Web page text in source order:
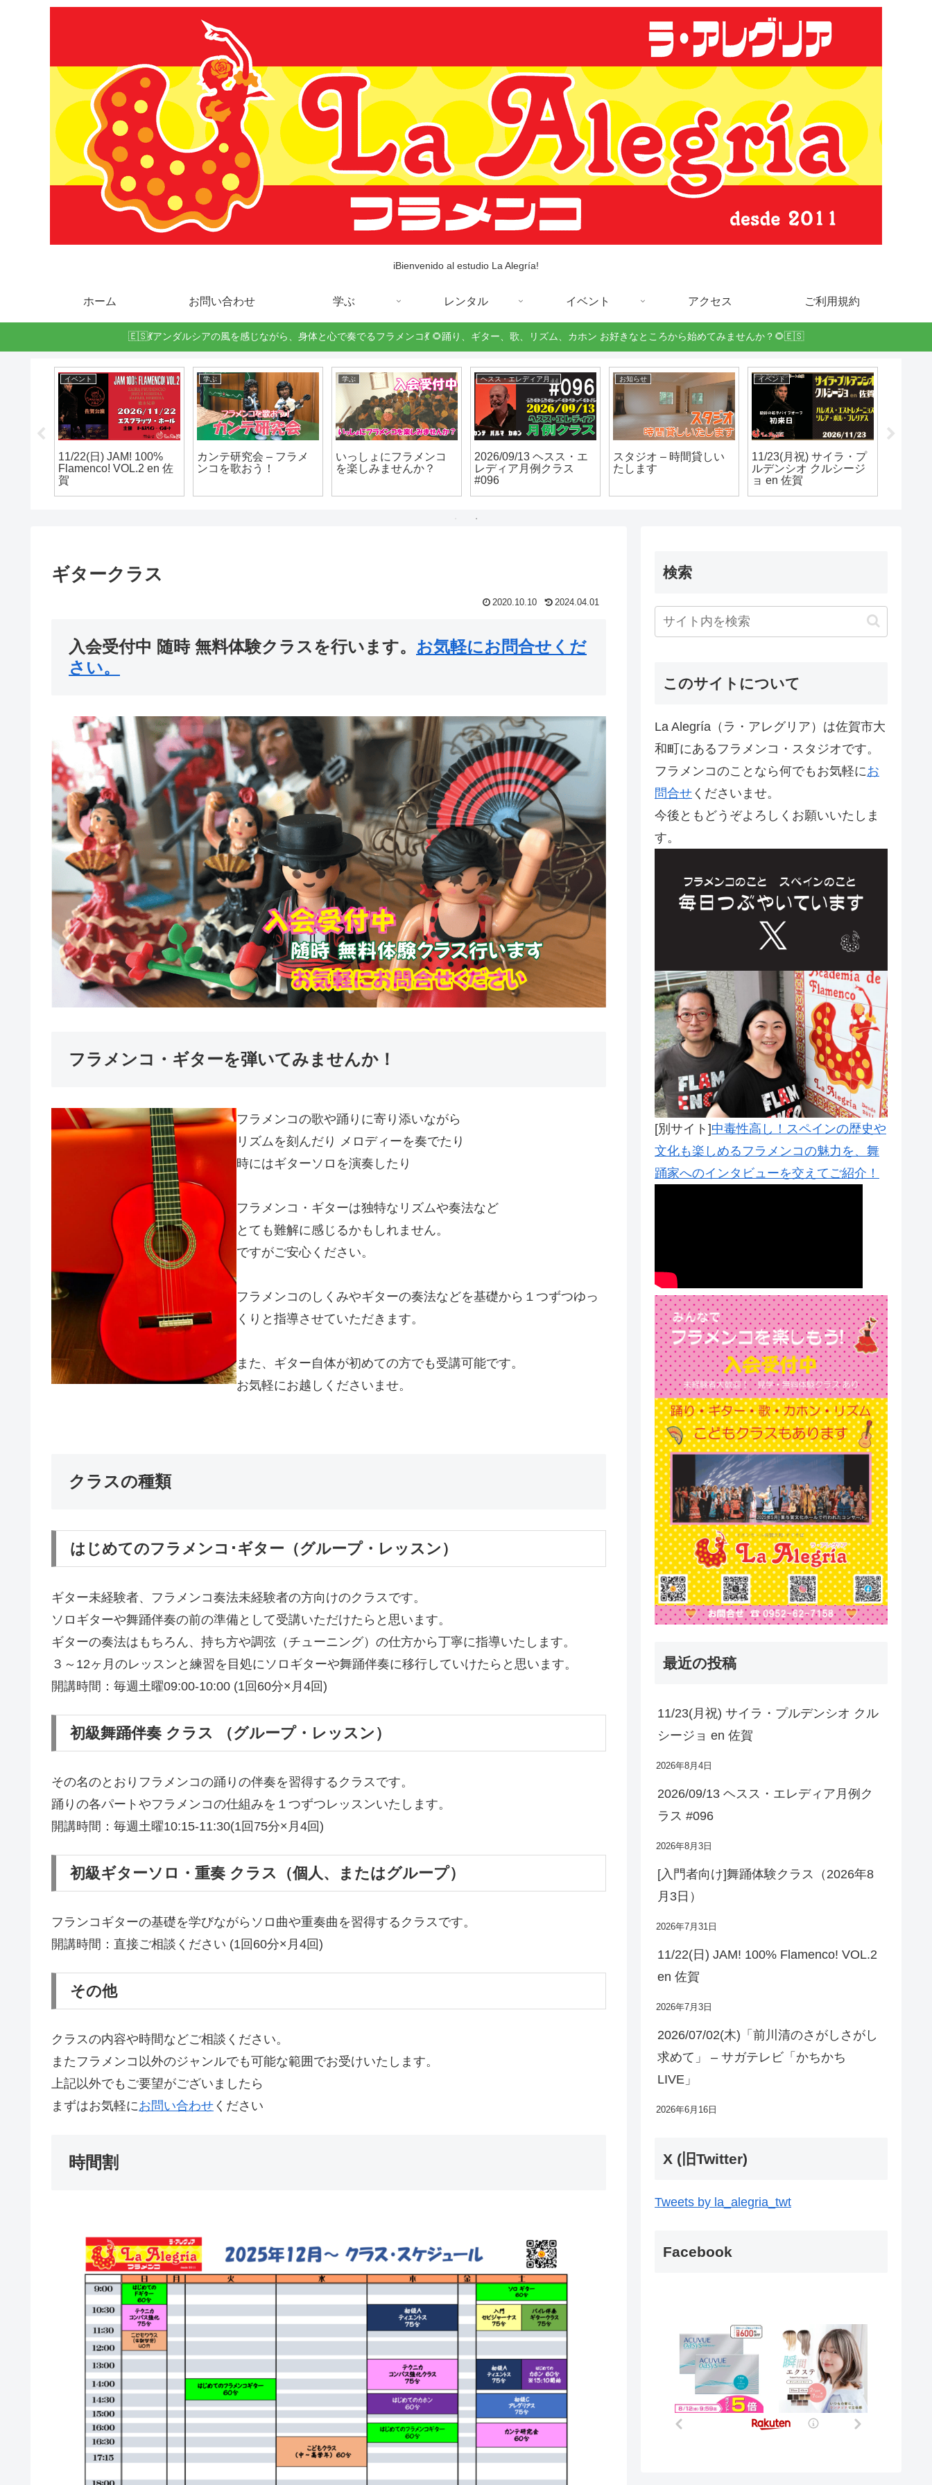
iBienvenido al estudio La Alegría!
ホーム お問い合わせ 学ぶ レンタル イベント アクセス ご利用規約
🇪🇸💃アンダルシアの風を感じながら、身体と心で奏でるフラメンコ💃 🌻踊り、ギター、歌、リズム、カホン お好きなところから始めてみませんか？🌻🇪🇸
イベント
11/22(日) JAM! 100%
Flamenco! VOL.2 en 佐
賀
学ぶ
カンテ研究会 – フラメ
ンコを歌おう！
学ぶ
いっしょにフラメンコ
を楽しみませんか？
ヘスス・エレディア月例クラス
2026/09/13 ヘスス・エ
レディア月例クラス
#096
お知らせ
スタジオ – 時間貸しい
たします
イベント
11/23(月祝) サイラ・プ
ルデンシオ クルシージ
ョ en 佐賀
ギタークラス
2020.10.10 2024.04.01
入会受付中 随時 無料体験クラスを行います。 お気軽にお問合せくだ
さい。
フラメンコ・ギターを弾いてみませんか！
フラメンコの歌や踊りに寄り添いながら
リズムを刻んだり メロディーを奏でたり
時にはギターソロを演奏したり
フラメンコ・ギターは独特なリズムや奏法など
とても難解に感じるかもしれません。
ですがご安心ください。
フラメンコのしくみやギターの奏法などを基礎から１つずつゆっ
くりと指導させていただきます。
また、ギター自体が初めての方でも受講可能です。
お気軽にお越しくださいませ。
クラスの種類
はじめてのフラメンコ･ギター（グループ・レッスン）
ギター未経験者、フラメンコ奏法未経験者の方向けのクラスです。
ソロギターや舞踊伴奏の前の準備として受講いただけたらと思います。
ギターの奏法はもちろん、持ち方や調弦（チューニング）の仕方から丁寧に指導いたします。
３～12ヶ月のレッスンと練習を目処にソロギターや舞踊伴奏に移行していけたらと思います。
開講時間：毎週土曜09:00-10:00 (1回60分×月4回)
初級舞踊伴奏 クラス （グループ・レッスン）
その名のとおりフラメンコの踊りの伴奏を習得するクラスです。
踊りの各パートやフラメンコの仕組みを１つずつレッスンいたします。
開講時間：毎週土曜10:15-11:30(1回75分×月4回)
初級ギターソロ・重奏 クラス（個人、またはグループ）
フランコギターの基礎を学びながらソロ曲や重奏曲を習得するクラスです。
開講時間：直接ご相談ください (1回60分×月4回)
その他
クラスの内容や時間などご相談ください。
またフラメンコ以外のジャンルでも可能な範囲でお受けいたします。
上記以外でもご要望がございましたら
まずはお気軽にお問い合わせ ください
時間割
検索
このサイトについて
La Alegría（ラ・アレグリア）は佐賀市大
和町にあるフラメンコ・スタジオです。
フラメンコのことなら何でもお気軽にお
問合せ くださいませ。
今後ともどうぞよろしくお願いいたしま
す。
[別サイト]中毒性高し！スペインの歴史や
文化も楽しめるフラメンコの魅力を、舞
踊家へのインタビューを交えてご紹介！
最近の投稿
11/23(月祝) サイラ・プルデンシオ クル
シージョ en 佐賀
2026年8月4日
2026/09/13 ヘスス・エレディア月例ク
ラス #096
2026年8月3日
[入門者向け]舞踊体験クラス（2026年8
月3日）
2026年7月31日
11/22(日) JAM! 100% Flamenco! VOL.2
en 佐賀
2026年7月3日
2026/07/02(木)「前川清のさがしさがし
求めて」 – サガテレビ「かちかち
LIVE」
2026年6月16日
X (旧Twitter)
Tweets by la_alegria_twt
Facebook